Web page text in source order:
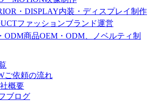
・DISPLAY内装・ディスプレイ制作
ファッションブランド運営
ODM商品OEM・ODM、ノベルティ制
ご依頼の流れ
概要
ブログ